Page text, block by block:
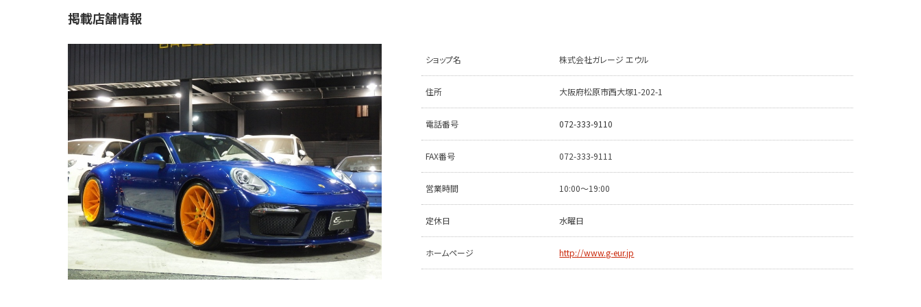
掲載店舗情報
ショップ名 株式会社ガレージ エウル
住所 大阪府松原市西大塚1-202-1
電話番号 072-333-9110
FAX番号 072-333-9111
営業時間 10:00〜19:00
定休日 水曜日
ホームページ http://www.g-eur.jp